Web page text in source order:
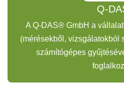
Q-
A Q-DAS® GmbH a
(mérésekből, vizsgálatokból
számítógépes